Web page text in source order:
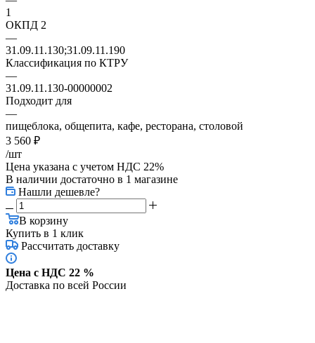
1
ОКПД 2
—
31.09.11.130;31.09.11.190
Классификация по КТРУ
—
31.09.11.130-00000002
Подходит для
—
пищеблока, общепита, кафе, ресторана, столовой
3 560 ₽
/шт
Цена указана с учетом НДС 22%
В наличии достаточно в 1 магазине
Нашли дешевле?
В корзину
Купить в 1 клик
Рассчитать доставку
Цена с НДС 22 %
Доставка по всей России